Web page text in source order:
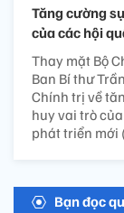
Tăng cường
của các hội
Thay mặt Bộ
Ban Bí thư
Chính trị về
huy vai trò
phát triển mới
Bạn đọc